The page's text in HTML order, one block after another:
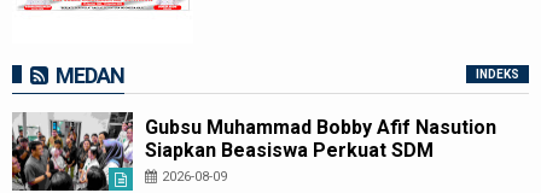
MEDAN INDEKS
Gubsu Muhammad Bobby Afif Nasution
Siapkan Beasiswa Perkuat SDM
Kesehatan Kepulauan Nias
2026-08-09